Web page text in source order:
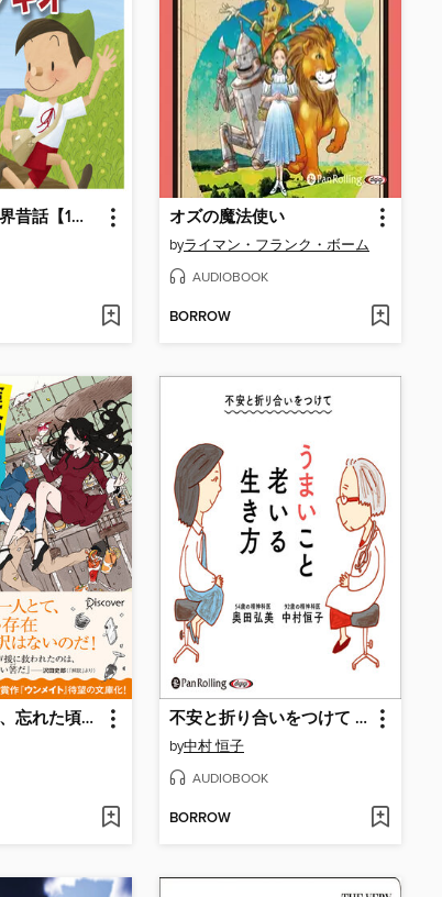
おとえほん世界昔話【1】ピノキオ オーディオ版 オズの魔法使い
byライマン・フランク・ボーム
AUDIOBOOK
BORROW
運命のひとは、忘れた頃にやってくる。（オーディオブック） 不安と折り合いをつけて うまいこと老いる生き方
by中村 恒子
AUDIOBOOK
BORROW